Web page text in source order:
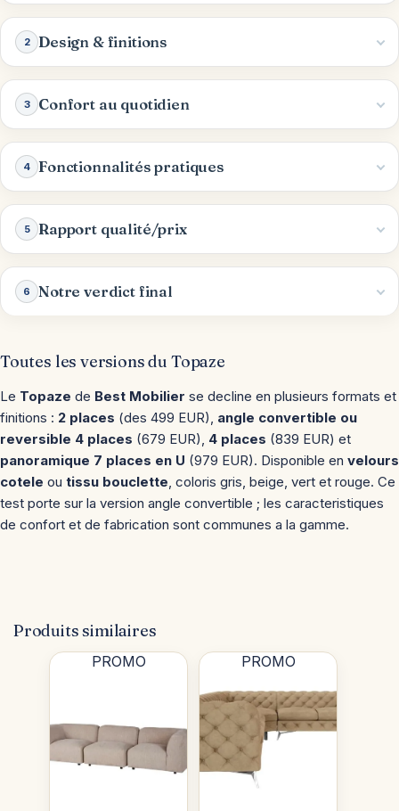
2 Design & finitions
3 Confort au quotidien
4 Fonctionnalités pratiques
5 Rapport qualité/prix
6 Notre verdict final
Toutes les versions du Topaze
Le Topaze de Best Mobilier se decline en plusieurs formats et
finitions : 2 places (des 499 EUR), angle convertible ou
reversible 4 places (679 EUR), 4 places (839 EUR) et
panoramique 7 places en U (979 EUR). Disponible en velours
cotele ou tissu bouclette, coloris gris, beige, vert et rouge. Ce
test porte sur la version angle convertible ; les caracteristiques
de confort et de fabrication sont communes a la gamme.
Produits similaires
PROMO PROMO